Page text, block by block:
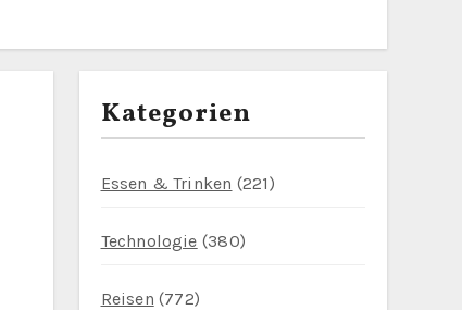
Kategorien
Essen & Trinken (221)
Technologie (380)
Reisen (772)